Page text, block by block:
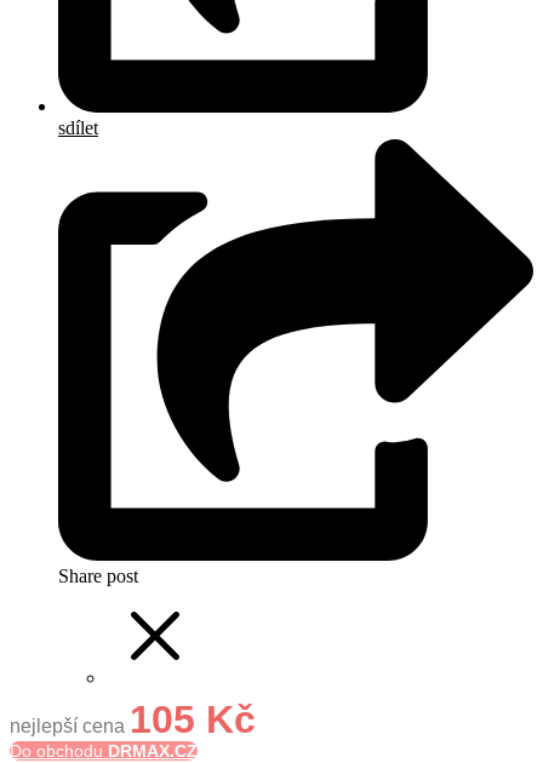
sdílet
Share post
nejlepší cena 105 Kč
Do obchodu DRMAX.CZ